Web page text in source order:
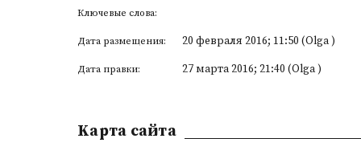
Ключевые слова:
Дата размещения: 20 февраля 2016; 11:50 (Olga )
Дата правки: 27 марта 2016; 21:40 (Olga )
Kарта сайта